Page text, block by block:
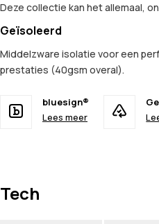
Deze collectie kan het allemaal,
Geïsoleerd
Middelzware isolatie voor een
prestaties (40gsm overal).
bluesign®
Lees meer
Tech